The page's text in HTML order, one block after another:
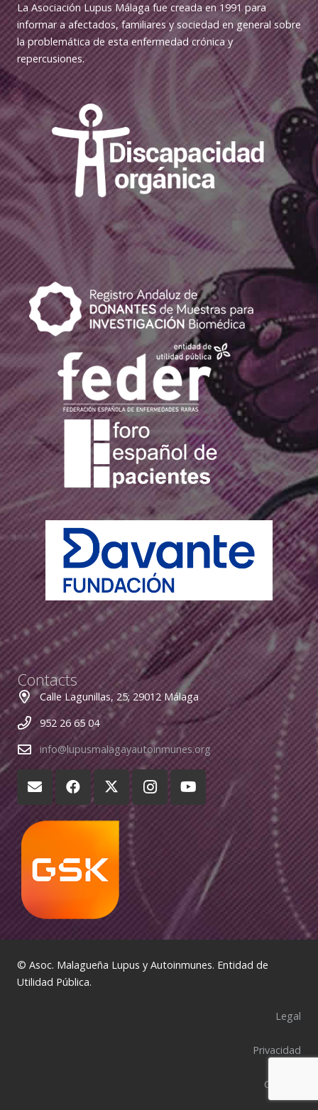
La Asociación Lupus Málaga fue creada en 1991 para
informar a afectados, familiares y sociedad en general sobre
la problemática de esta enfermedad crónica y
repercusiones.
Contacts
Calle Lagunillas, 25; 29012 Málaga
952 26 65 04
info@lupusmalagayautoinmunes.org
© Asoc. Malagueña Lupus y Autoinmunes. Entidad de
Utilidad Pública.
Legal
Privacidad
Cookies